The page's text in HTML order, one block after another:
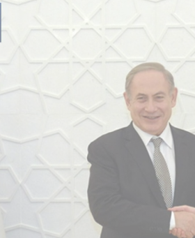
"كان هادئًا ومتأملًا. يمكنك أن
النائب الذي زار سوريا للمرة
إنه يريد الانضمام إلى اتفاقيات
يطالب إسرائيل بوقف مهاجمة الأراضي
قد يكون إشكاليا بالنسبة لإسرائيل،
في الأراضي السورية، وعلى جبل
العازلة.
لكن الولايات المتحدة لديها
احترامًا كاملًا. ثانيًا، نرغب في
الشرق الأوسط، وبالطبع معنا أيضًا".
اجتماعه مع رئيس الوزراء
الانضمام إلى اتفاقيات إبراهيم.